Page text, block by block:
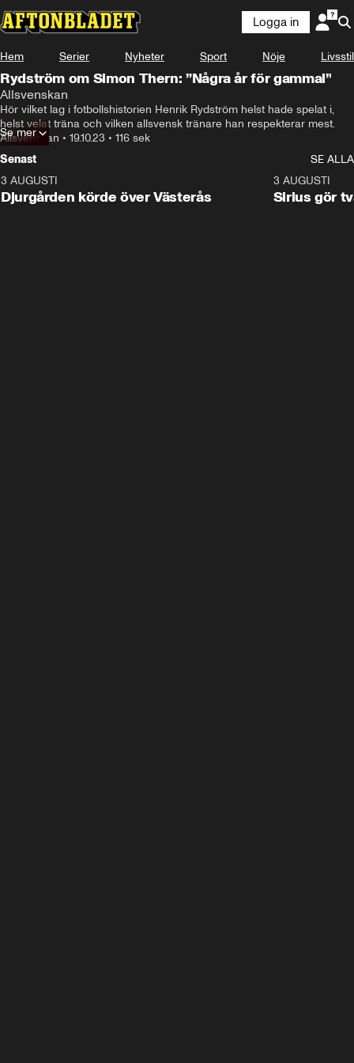
Logga in
Hem Serier Nyheter Sport Nöje Livsstil
Rydström om Simon Thern: ”Några år för gammal”
Allsvenskan
Hör vilket lag i fotbollshistorien Henrik Rydström helst hade spelat i,
helst velat träna och vilken allsvensk tränare han respekterar mest.
Allsvenskan • 19.10.23 • 116 sek
Se mer
Senast
SE ALLA
3 AUGUSTI
Djurgården körde över Västerås
3 AUGUSTI
Sirius gör